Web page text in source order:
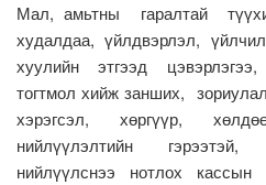
Мал, амьтны гаралтай
худалдаа, үйлдвэрлэл,
хуулийн этгээд цэвэрлэгээ,
тогтмол хийж занших,
хэрэгсэл, хөргүүр,
нийлүүлэлтийн
нийлүүлснээ нотлох кассын